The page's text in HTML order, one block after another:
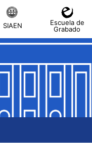
SIAEN
Escuela de
Grabado